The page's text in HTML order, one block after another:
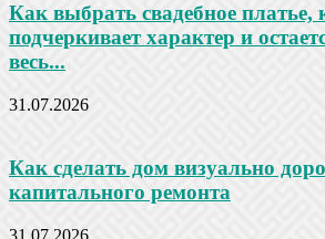
Как выбрать свадебное платье,
подчеркивает характер и
весь...
31.07.2026
Как сделать дом визуально
капитального ремонта
31.07.2026